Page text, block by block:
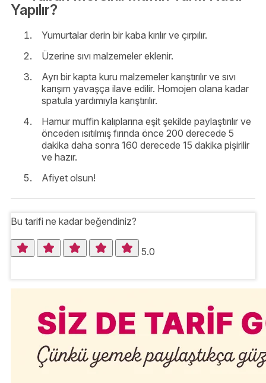
Yapılır?
Yumurtalar derin bir kaba kırılır ve çırpılır.
Üzerine sıvı malzemeler eklenir.
Ayrı bir kapta kuru malzemeler karıştırılır ve sıvı
karışım yavaşça ilave edilir. Homojen olana kadar
spatula yardımıyla karıştırılır.
Hamur muffin kalıplarına eşit şekilde paylaştırılır ve
önceden ısıtılmış fırında önce 200 derecede 5
dakika daha sonra 160 derecede 15 dakika pişirilir
ve hazır.
Afiyet olsun!
Bu tarifi ne kadar beğendiniz?
5.0